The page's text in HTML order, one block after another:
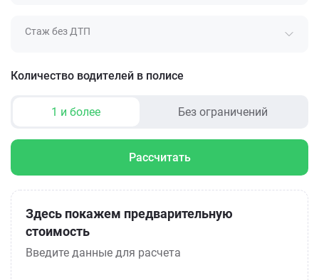
Стаж без ДТП
Количество водителей в полисе
1 и более Без ограничений
Рассчитать
Здесь покажем предварительную
стоимость
Введите данные для расчета